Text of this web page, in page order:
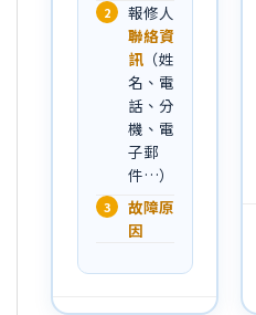
2
報修人
聯絡資
訊（姓
名、電
話、分
機、電
子郵
件…）
3
故障原
因